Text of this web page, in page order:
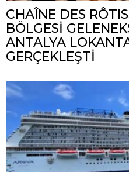
CHAÎNE DES
BÖLGESİ
ANTALYA
GERÇEKLEŞTİ